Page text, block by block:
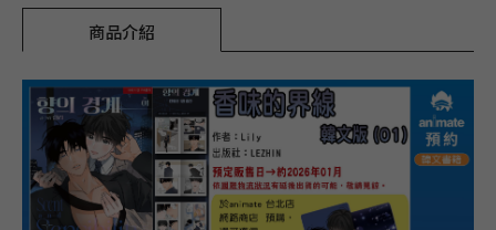
商品介紹